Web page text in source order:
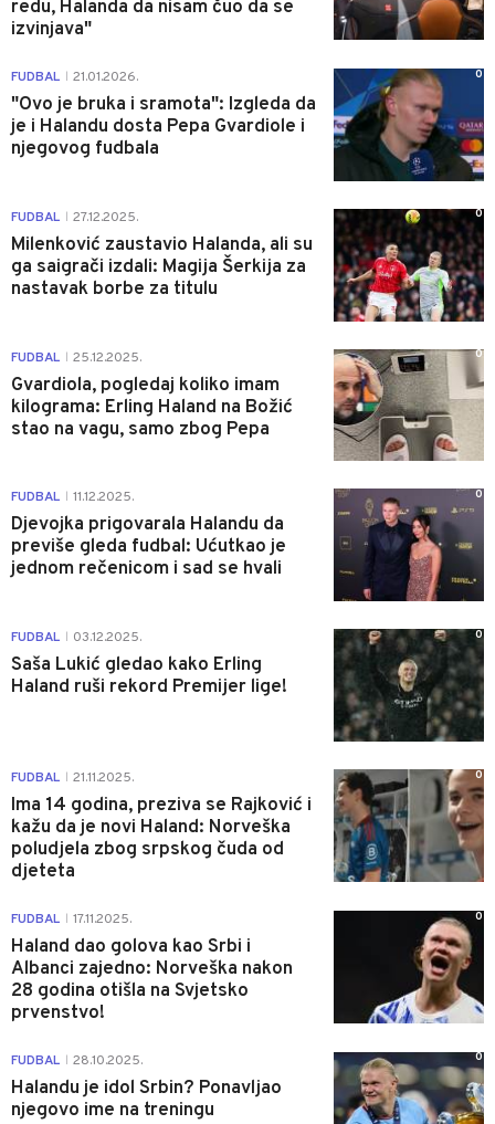
redu, Halanda da nisam čuo da se
izvinjava"
FUDBAL 21.01.2026.
"Ovo je bruka i sramota": Izgleda da
je i Halandu dosta Pepa Gvardiole i
njegovog fudbala
0
FUDBAL 27.12.2025.
Milenković zaustavio Halanda, ali su
ga saigrači izdali: Magija Šerkija za
nastavak borbe za titulu
0
FUDBAL 25.12.2025.
Gvardiola, pogledaj koliko imam
kilograma: Erling Haland na Božić
stao na vagu, samo zbog Pepa
0
FUDBAL 11.12.2025.
Djevojka prigovarala Halandu da
previše gleda fudbal: Ućutkao je
jednom rečenicom i sad se hvali
0
FUDBAL 03.12.2025.
Saša Lukić gledao kako Erling
Haland ruši rekord Premijer lige!
0
FUDBAL 21.11.2025.
Ima 14 godina, preziva se Rajković i
kažu da je novi Haland: Norveška
poludjela zbog srpskog čuda od
djeteta
0
FUDBAL 17.11.2025.
Haland dao golova kao Srbi i
Albanci zajedno: Norveška nakon
28 godina otišla na Svjetsko
prvenstvo!
0
FUDBAL 28.10.2025.
Halandu je idol Srbin? Ponavljao
njegovo ime na treningu
0